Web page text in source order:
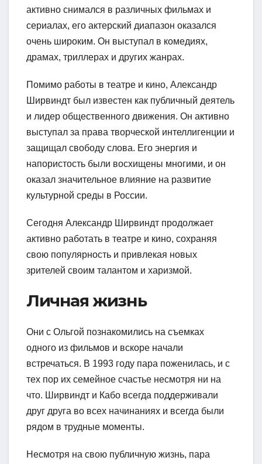
активно снимался в различных фильмах и
сериалах, его актерский диапазон оказался
очень широким. Он выступал в комедиях,
драмах, триллерах и других жанрах.
Помимо работы в театре и кино, Александр
Ширвиндт был известен как публичный деятель
и лидер общественного движения. Он активно
выступал за права творческой интеллигенции и
защищал свободу слова. Его энергия и
напористость были восхищены многими, и он
оказал значительное влияние на развитие
культурной среды в России.
Сегодня Александр Ширвиндт продолжает
активно работать в театре и кино, сохраняя
свою популярность и привлекая новых
зрителей своим талантом и харизмой.
Личная жизнь
Они с Ольгой познакомились на съемках
одного из фильмов и вскоре начали
встречаться. В 1993 году пара поженилась, и с
тех пор их семейное счастье несмотря ни на
что. Ширвиндт и Кабо всегда поддерживали
друг друга во всех начинаниях и всегда были
рядом в трудные моменты.
Несмотря на свою публичную жизнь, пара